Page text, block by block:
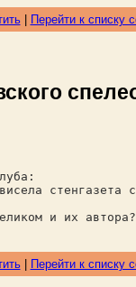
| Перейти к списку
и их автора?
| Перейти к списку